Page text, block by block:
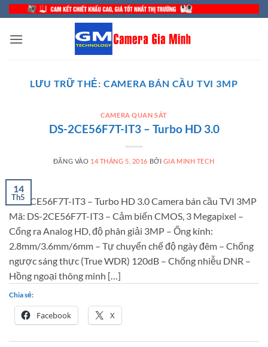
Bỏ
qua
nội
LƯU TRỮ THẺ: CAMERA BÁN CẦU TVI 3MP
CAMERA QUAN SÁT
DS-2CE56F7T-IT3 – Turbo HD 3.0
ĐĂNG VÀO 14 THÁNG 5, 2016 BỞI GIA MINH TECH
14
Th5
DS-2CE56F7T-IT3 – Turbo HD 3.0 Camera bán cầu TVI 3MP
Mã: DS-2CE56F7T-IT3 – Cảm biến CMOS, 3 Megapixel –
Cổng ra Analog HD, độ phân giải 3MP – Ống kính:
2.8mm/3.6mm/6mm – Tự chuyển chế độ ngày đêm – Chống
ngược sáng thực (True WDR) 120dB – Chống nhiễu DNR –
Hồng ngoại thông minh […]
Chia sẻ:
Facebook X